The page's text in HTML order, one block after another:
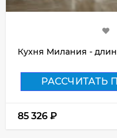
Кухня Милания -
РАССЧИТАТЬ
85 326 ₽